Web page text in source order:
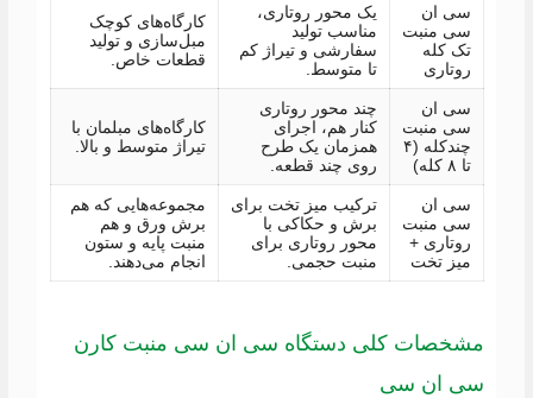
سی ان
سی منبت
تک کله
روتاری
یک محور روتاری،
مناسب تولید
سفارشی و تیراژ کم
تا متوسط.
کارگاه‌های کوچک
مبل‌سازی و تولید
قطعات خاص.
سی ان
سی منبت
چندکله (۴
تا ۸ کله)
چند محور روتاری
کنار هم، اجرای
همزمان یک طرح
روی چند قطعه.
کارگاه‌های مبلمان با
تیراژ متوسط و بالا.
سی ان
سی منبت
روتاری +
میز تخت
ترکیب میز تخت برای
برش و حکاکی با
محور روتاری برای
منبت حجمی.
مجموعه‌هایی که هم
برش ورق و هم
منبت پایه و ستون
انجام می‌دهند.
مشخصات کلی دستگاه سی ان سی منبت کارن
سی ان سی